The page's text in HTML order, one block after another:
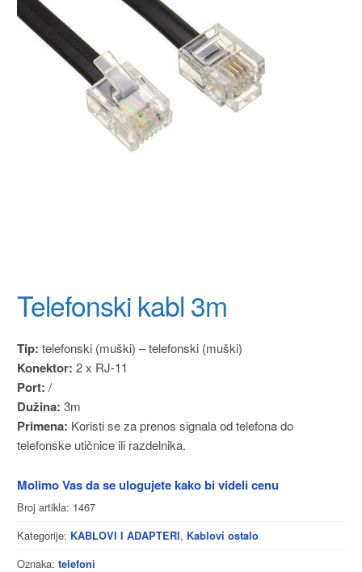
Telefonski kabl 3m
Tip: telefonski (muški) – telefonski (muški)
Konektor: 2 x RJ-11
Port: /
Dužina: 3m
Primena: Koristi se za prenos signala od telefona do
telefonske utičnice ili razdelnika.
Molimo Vas da se ulogujete kako bi videli cenu
Broj artikla: 1467
Kategorije: KABLOVI I ADAPTERI, Kablovi ostalo
Oznaka: telefoni